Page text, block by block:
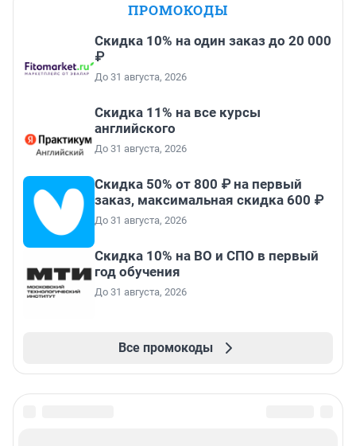
ПРОМОКОДЫ
Скидка 10% на один заказ до 20 000
₽
До 31 августа, 2026
Скидка 11% на все курсы
английского
До 31 августа, 2026
Скидка 50% от 800 ₽ на первый
заказ, максимальная скидка 600 ₽
До 31 августа, 2026
Скидка 10% на ВО и СПО в первый
год обучения
До 31 августа, 2026
Все промокоды